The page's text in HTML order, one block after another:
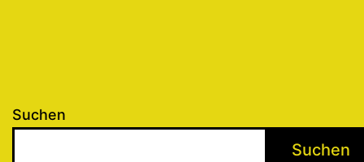
Suchen
Suchen